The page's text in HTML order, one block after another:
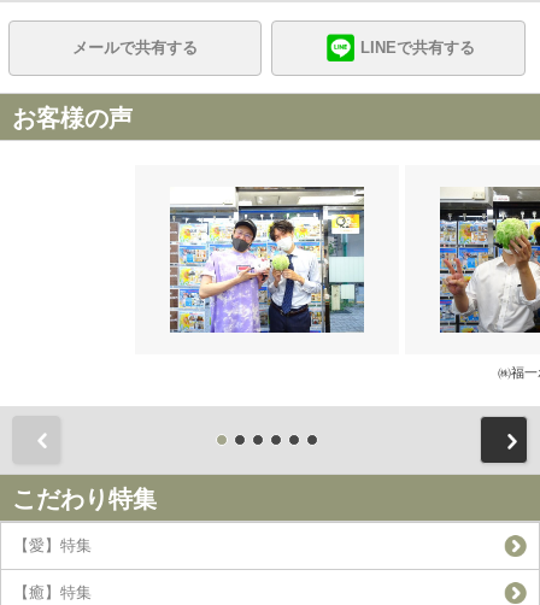
メールで共有する LINEで共有する
お客様の声
㈱福一
こだわり特集
【愛】特集
【癒】特集